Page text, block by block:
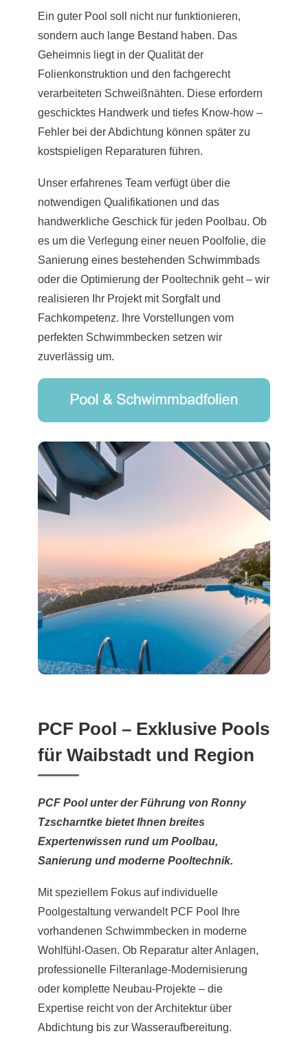
Ein guter Pool soll nicht nur funktionieren,
sondern auch lange Bestand haben. Das
Geheimnis liegt in der Qualität der
Folienkonstruktion und den fachgerecht
verarbeiteten Schweißnähten. Diese erfordern
geschicktes Handwerk und tiefes Know-how –
Fehler bei der Abdichtung können später zu
kostspieligen Reparaturen führen.
Unser erfahrenes Team verfügt über die
notwendigen Qualifikationen und das
handwerkliche Geschick für jeden Poolbau. Ob
es um die Verlegung einer neuen Poolfolie, die
Sanierung eines bestehenden Schwimmbads
oder die Optimierung der Pooltechnik geht – wir
realisieren Ihr Projekt mit Sorgfalt und
Fachkompetenz. Ihre Vorstellungen vom
perfekten Schwimmbecken setzen wir
zuverlässig um.
PCF Pool – Exklusive Pools
für Waibstadt und Region
PCF Pool unter der Führung von Ronny
Tzscharntke bietet Ihnen breites
Expertenwissen rund um Poolbau,
Sanierung und moderne Pooltechnik.
Mit speziellem Fokus auf individuelle
Poolgestaltung verwandelt PCF Pool Ihre
vorhandenen Schwimmbecken in moderne
Wohlfühl-Oasen. Ob Reparatur alter Anlagen,
professionelle Filteranlage-Modernisierung
oder komplette Neubau-Projekte – die
Expertise reicht von der Architektur über
Abdichtung bis zur Wasseraufbereitung.